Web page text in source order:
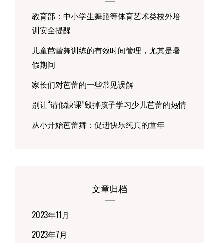
教育部：中小学生舞蹈等体育艺术类校外培
训安全提醒
儿童芭蕾舞训练的有效时间管理，尤其是暑
假期间
家长们对芭蕾的一些常见误解
别让“请假缺课”毁掉孩子学习少儿芭蕾的热情
从小开始芭蕾舞：促进快乐纯真的童年
文章归档
2023年11月
2023年7月